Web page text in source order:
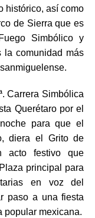
histórico, así como
de Sierra que es
Simbólico y
la comunidad más
Carrera Simbólica
Querétaro por el
para que el
diera el Grito de
acto festivo que
principal para
en voz del
paso a una fiesta
popular mexicana.